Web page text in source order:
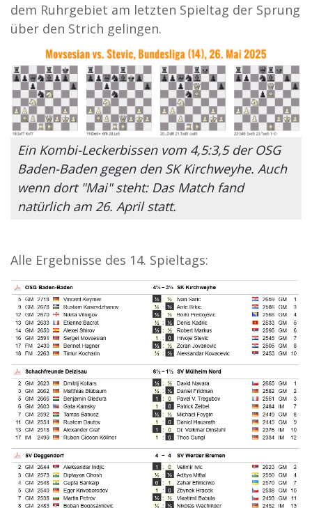
dem Ruhrgebiet am letzten Spieltag der Sprung
über den Strich gelingen.
Ein Kombi-Leckerbissen vom 4,5:3,5 der OSG
Baden-Baden gegen den SK Kirchweyhe. Auch
wenn dort "Mai" steht: Das Match fand
natürlich am 26. April statt.
Alle Ergebnisse des 14. Spieltags: